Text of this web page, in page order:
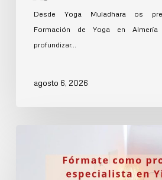
Desde Yoga Muladhara os
Formación de Yoga en
profundizar…
agosto 6, 2026